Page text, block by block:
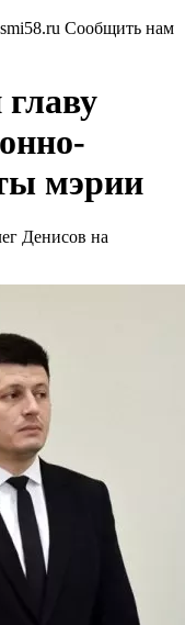
smi58.ru Сообщить нам
мэрии
Денисов на